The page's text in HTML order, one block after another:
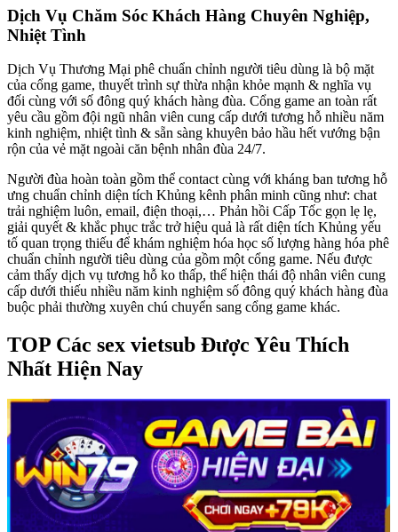
Dịch Vụ Chăm Sóc Khách Hàng Chuyên Nghiệp,
Nhiệt Tình
Dịch Vụ Thương Mại phê chuẩn chỉnh người tiêu dùng là bộ mặt
của cổng game, thuyết trình sự thừa nhận khỏe mạnh & nghĩa vụ
đối cùng với số đông quý khách hàng đùa. Cổng game an toàn rất
yêu cầu gồm đội ngũ nhân viên cung cấp dưới tương hỗ nhiều năm
kinh nghiệm, nhiệt tình & sẵn sàng khuyên bảo hầu hết vướng bận
rộn của vẻ mặt ngoài căn bệnh nhân đùa 24/7.
Người đùa hoàn toàn gồm thể contact cùng với kháng ban tương hỗ
ưng chuẩn chỉnh diện tích Khủng kênh phân minh cũng như: chat
trải nghiệm luôn, email, điện thoại,… Phản hồi Cấp Tốc gọn lẹ lẹ,
giải quyết & khắc phục trắc trở hiệu quả là rất diện tích Khủng yếu
tố quan trọng thiếu để khám nghiệm hóa học số lượng hàng hóa phê
chuẩn chỉnh người tiêu dùng của gồm một cổng game. Nếu được
cảm thấy dịch vụ tương hỗ ko thấp, thể hiện thái độ nhân viên cung
cấp dưới thiếu nhiều năm kinh nghiệm số đông quý khách hàng đùa
buộc phải thường xuyên chú chuyển sang cổng game khác.
TOP Các sex vietsub Được Yêu Thích
Nhất Hiện Nay